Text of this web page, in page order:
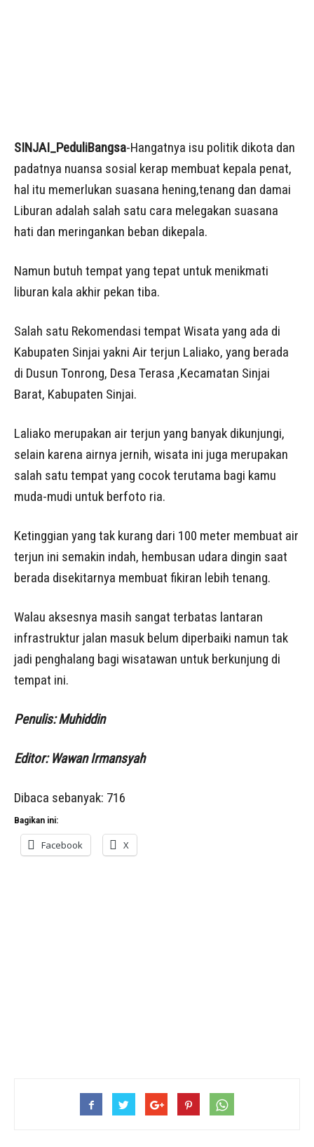
SINJAI_PeduliBangsa-Hangatnya isu politik dikota dan
padatnya nuansa sosial kerap membuat kepala penat,
hal itu memerlukan suasana hening,tenang dan damai
Liburan adalah salah satu cara melegakan suasana
hati dan meringankan beban dikepala.
Namun butuh tempat yang tepat untuk menikmati
liburan kala akhir pekan tiba.
Salah satu Rekomendasi tempat Wisata yang ada di
Kabupaten Sinjai yakni Air terjun Laliako, yang berada
di Dusun Tonrong, Desa Terasa ,Kecamatan Sinjai
Barat, Kabupaten Sinjai.
Laliako merupakan air terjun yang banyak dikunjungi,
selain karena airnya jernih, wisata ini juga merupakan
salah satu tempat yang cocok terutama bagi kamu
muda-mudi untuk berfoto ria.
Ketinggian yang tak kurang dari 100 meter membuat air
terjun ini semakin indah, hembusan udara dingin saat
berada disekitarnya membuat fikiran lebih tenang.
Walau aksesnya masih sangat terbatas lantaran
infrastruktur jalan masuk belum diperbaiki namun tak
jadi penghalang bagi wisatawan untuk berkunjung di
tempat ini.
Penulis: Muhiddin
Editor: Wawan Irmansyah
Dibaca sebanyak: 716
Bagikan ini:
Facebook X